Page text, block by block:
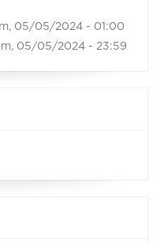
05/05/2024 - 01:00
05/05/2024 - 23:59